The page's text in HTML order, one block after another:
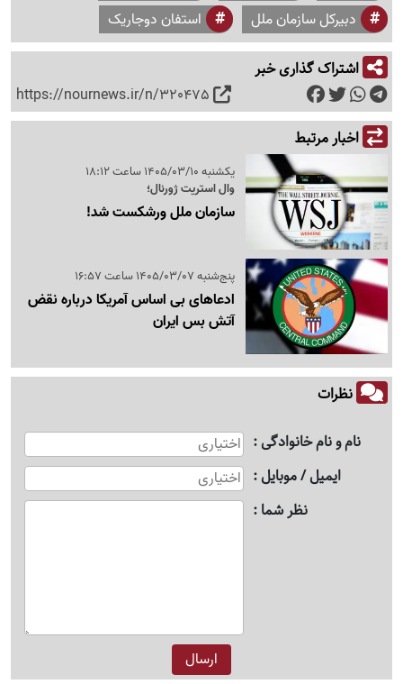
دبیرکل سازمان ملل
استفان دوجاریک
اشتراک گذاری خبر
https://nournews.ir/n/320475
اخبار مرتبط
یکشنبه 1405/03/10 ساعت 18:12
وال استریت ژورنال؛
سازمان ملل ورشکست شد!
پنج‌شنبه 1405/03/07 ساعت 16:57
ادعاهای بی اساس آمریکا درباره نقض
آتش بس ایران
نظرات
نام و نام خانوادگی
ایمیل / موبایل
نظر شما